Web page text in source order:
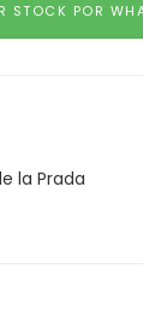
STOCK POR
la Prada